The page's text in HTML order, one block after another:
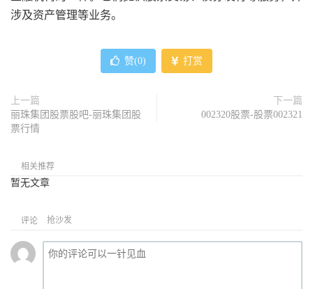
涉及资产管理等业务。
赞(0) 打赏
上一篇
丽珠集团股票股吧-丽珠集团股
票行情
下一篇
002320股票-股票002321
相关推荐
暂无文章
评论 抢沙发